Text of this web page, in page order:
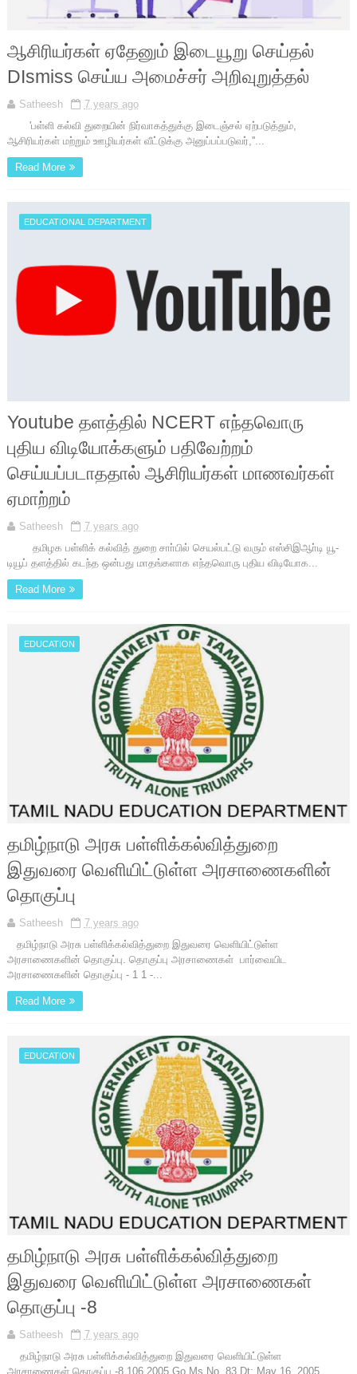
ஆசிரியர்கள் ஏதேனும் இடையூறு செய்தல்
DIsmiss செய்ய அமைச்சர் அறிவுறுத்தல்
Satheesh
7 years ago
'பள்ளி கல்வி துறையின் நிர்வாகத்துக்கு இடைஞ்சல் ஏற்படுத்தும்,
ஆசிரியர்கள் மற்றும் ஊழியர்கள் வீட்டுக்கு அனுப்பப்படுவர்,''...
Read More
EDUCATIONAL DEPARTMENT
Youtube தளத்தில் NCERT எந்தவொரு
புதிய விடியோக்களும் பதிவேற்றம்
செய்யப்படாததால் ஆசிரியர்கள் மாணவர்கள்
ஏமாற்றம்
Satheesh
7 years ago
தமிழக பள்ளிக் கல்வித் துறை சாா்பில் செயல்பட்டு வரும் எஸ்சிஇஆா்டி யூ-
டியூப் தளத்தில் கடந்த ஒன்பது மாதங்களாக எந்தவொரு புதிய விடியோக...
Read More
EDUCATION
தமிழ்நாடு அரசு பள்ளிக்கல்வித்துறை
இதுவரை வெளியிட்டுள்ள அரசாணைகளின்
தொகுப்பு
Satheesh
7 years ago
தமிழ்நாடு அரசு பள்ளிக்கல்வித்துறை இதுவரை வெளியிட்டுள்ள
அரசாணைகளின் தொகுப்பு. தொகுப்பு அரசாணைகள் பார்வையிட
அரசாணைகளின் தொகுப்பு - 1 1 -...
Read More
EDUCATION
தமிழ்நாடு அரசு பள்ளிக்கல்வித்துறை
இதுவரை வெளியிட்டுள்ள அரசாணைகள்
தொகுப்பு -8
Satheesh
7 years ago
தமிழ்நாடு அரசு பள்ளிக்கல்வித்துறை இதுவரை வெளியிட்டுள்ள
அரசாணைகள் தொகுப்பு -8 106 2005 Go.Ms.No. 83 Dt: May 16, 2005